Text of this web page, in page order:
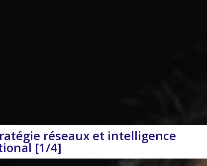
réseaux et intelligence
[1/4]